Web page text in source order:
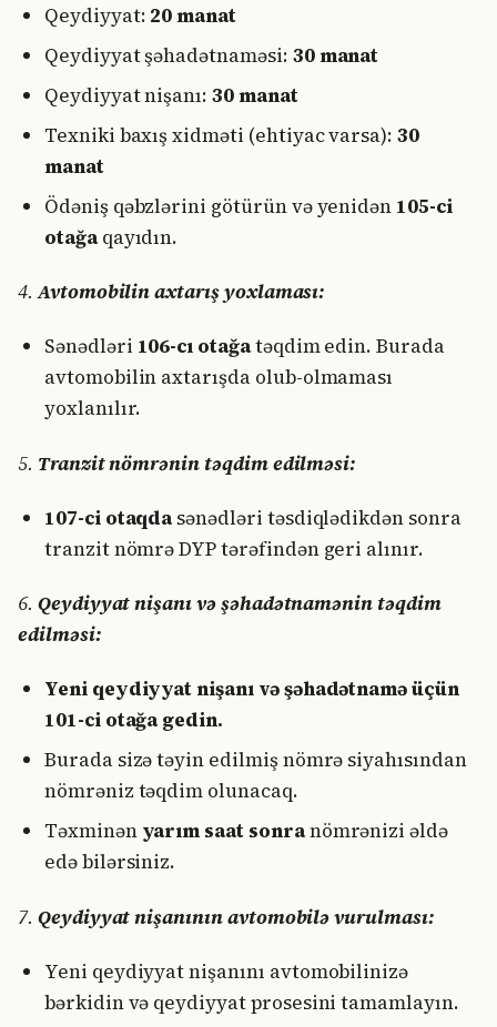
Qeydiyyat: 20 manat
Qeydiyyat şəhadətnaməsi: 30 manat
Qeydiyyat nişanı:30 manat
Texniki baxış xidməti (ehtiyac varsa):30
manat
Ödəniş qəbzlərini götürün və yenidən 105-ci
otağaqayıdın.
4. Avtomobilin axtarış yoxlaması:
Sənədləri 106-cı otağatəqdim edin. Burada
avtomobilin axtarışda olub-olmaması
yoxlanılır.
5. Tranzit nömrənin təqdim edilməsi:
107-ci otaqdasənədləri təsdiqlədikdən sonra
tranzit nömrə DYP tərəfindən geri alınır.
6. Qeydiyyat nişanı və şəhadətnamənin təqdim
edilməsi:
Yeni qeydiyyat nişanı və şəhadətnamə üçün
101-ci otağa gedin.
Burada sizə təyin edilmiş nömrə siyahısından
nömrəniz təqdim olunacaq.
Təxminən yarım saat sonranömrənizi əldə
edə bilərsiniz.
7. Qeydiyyat nişanının avtomobilə vurulması:
Yeni qeydiyyat nişanını avtomobilinizə
bərkidin və qeydiyyat prosesini tamamlayın.